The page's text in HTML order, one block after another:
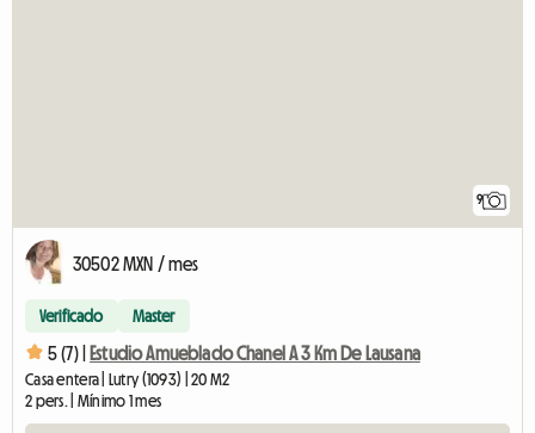
9
30502 MXN / mes
Verificado Master
5 (7) | Estudio Amueblado Chanel A 3 Km De Lausana
Casa entera | Lutry (1093) | 20 M2
2 pers. | Mínimo 1 mes